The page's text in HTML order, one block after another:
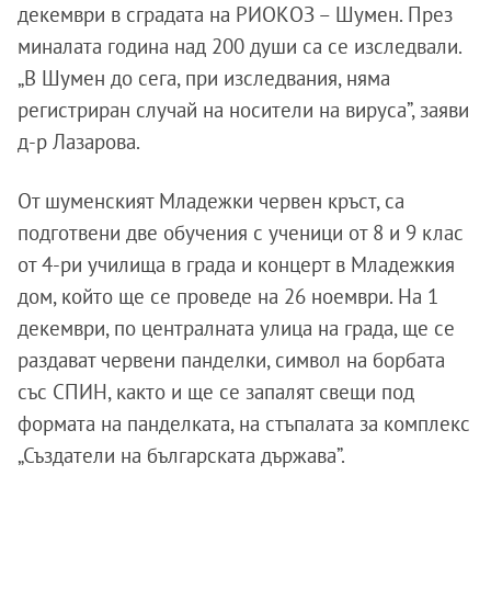
декември в сградата на РИОКОЗ – Шумен. През
миналата година над 200 души са се изследвали.
„В Шумен до сега, при изследвания, няма
регистриран случай на носители на вируса”, заяви
д-р Лазарова.
От шуменският Младежки червен кръст, са
подготвени две обучения с ученици от 8 и 9 клас
от 4-ри училища в града и концерт в Младежкия
дом, който ще се проведе на 26 ноември. На 1
декември, по централната улица на града, ще се
раздават червени панделки, символ на борбата
със СПИН, както и ще се запалят свещи под
формата на панделката, на стъпалата за комплекс
„Създатели на българската държава”.